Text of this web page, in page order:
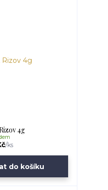
4g
/ks
do košíku